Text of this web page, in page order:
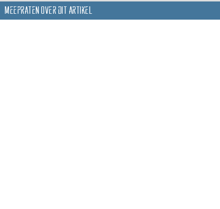
Meepraten over dit artikel